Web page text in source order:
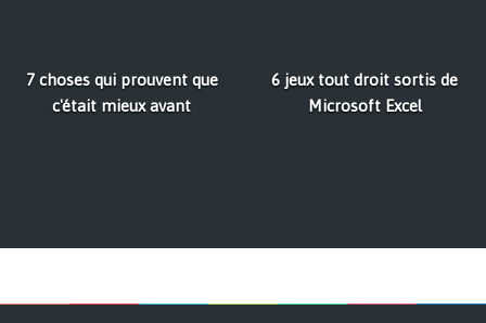
7 choses qui prouvent que
c'était mieux avant
6 jeux tout droit sortis de
Microsoft Excel